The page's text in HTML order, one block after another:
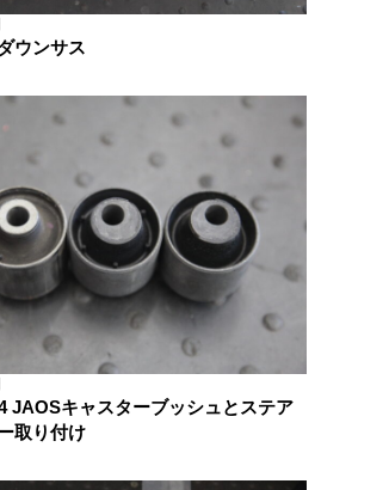
ウンサス
JAOSキャスターブッシュとステア
取り付け